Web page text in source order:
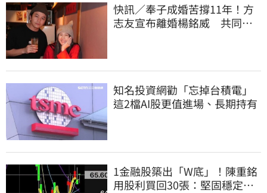
快訊／奉子成婚苦撐11年！方
志友宣布離婚楊銘威 共同聲
知名投資網勸「忘掉台積電」
這2檔AI股更值進場、長期持有
1金融股築出「W底」！陳重銘
用股利買回30張：堅固穩定的